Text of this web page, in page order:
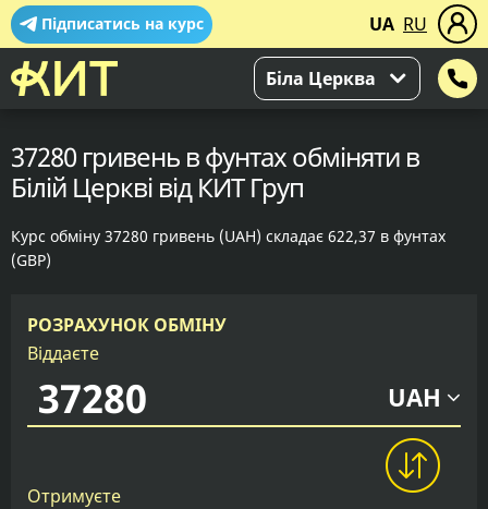
Підписатись на курс UA RU
Біла Церква
37280 гривень в фунтах обміняти в
Білій Церкві від КИТ Груп
Курс обміну 37280 гривень (UAH) складає 622,37 в фунтах
(GBP)
РОЗРАХУНОК ОБМІНУ
Віддаєте
UAH
Отримуєте